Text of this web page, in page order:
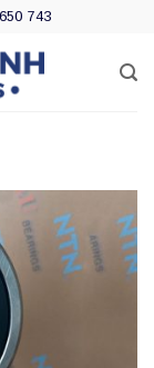
743